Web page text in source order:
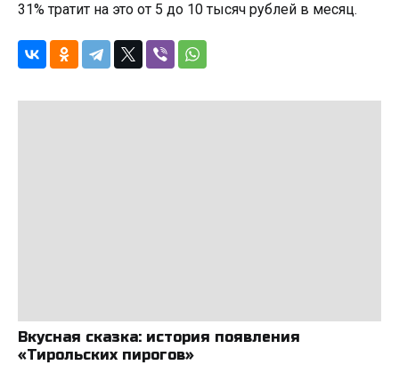
31% тратит на это от 5 до 10 тысяч рублей в месяц.
Вкусная сказка: история появления
«Тирольских пирогов»